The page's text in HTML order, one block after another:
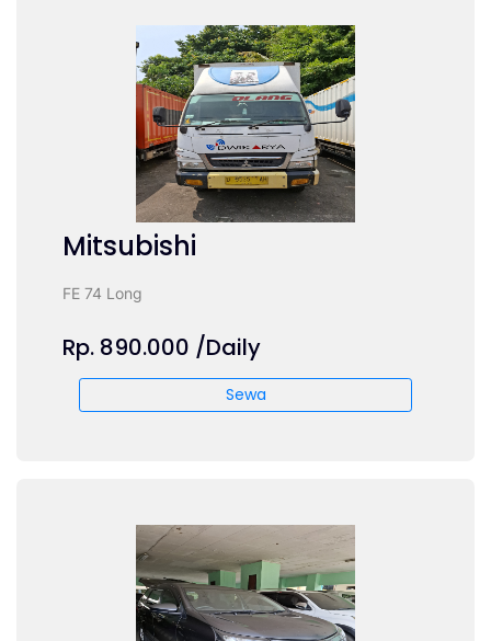
Mitsubishi
FE 74 Long
Rp. 890.000 /Daily
Sewa